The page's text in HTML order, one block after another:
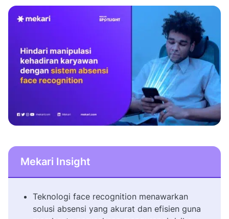
Mekari Insight
Teknologi face recognition menawarkan
solusi absensi yang akurat dan efisien guna